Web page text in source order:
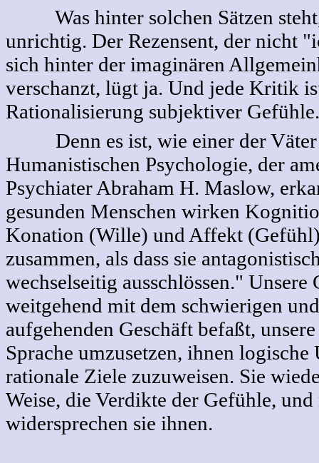
Was hinter solchen Sätzen
unrichtig. Der Rezensent, der nicht
sich hinter der imaginären
verschanzt, lügt ja. Und jede Kritik
Rationalisierung subjektiver Gefühle.
Denn es ist, wie einer der Väter
Humanistischen Psychologie, der
Psychiater Abraham H. Maslow,
gesunden Menschen wirken
Konation (Wille) und Affekt
zusammen, als dass sie
wechselseitig ausschlössen." Unsere
weitgehend mit dem schwierigen
aufgehenden Geschäft befaßt,
Sprache umzusetzen, ihnen logische
rationale Ziele zuzuweisen. Sie
Weise, die Verdikte der Gefühle,
widersprechen sie ihnen.